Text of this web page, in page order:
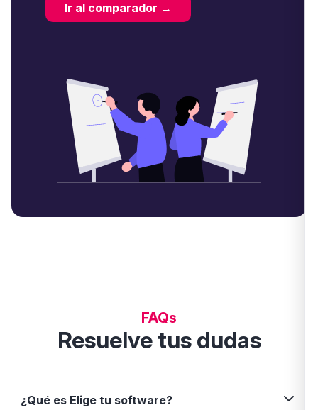
Ir al comparador →
FAQs
Resuelve tus dudas
¿Qué es Elige tu software?